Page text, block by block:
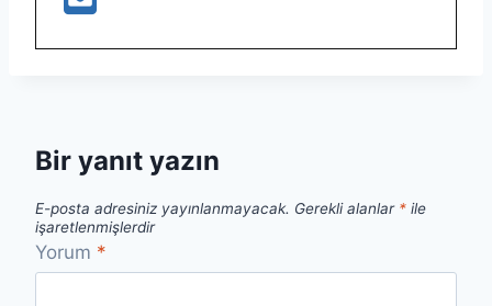
Bir yanıt yazın
E-posta adresiniz yayınlanmayacak. Gerekli alanlar * ile
işaretlenmişlerdir
Yorum *